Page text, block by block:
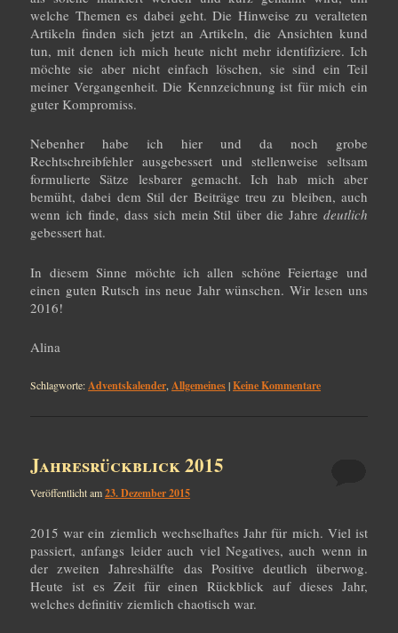
welche Themen es dabei geht. Die Hinweise zu veralteten
Artikeln finden sich jetzt an Artikeln, die Ansichten kund
tun, mit denen ich mich heute nicht mehr identifiziere. Ich
möchte sie aber nicht einfach löschen, sie sind ein Teil
meiner Vergangenheit. Die Kennzeichnung ist für mich ein
guter Kompromiss.
Nebenher habe ich hier und da noch grobe
Rechtschreibfehler ausgebessert und stellenweise seltsam
formulierte Sätze lesbarer gemacht. Ich hab mich aber
bemüht, dabei dem Stil der Beiträge treu zu bleiben, auch
wenn ich finde, dass sich mein Stil über die Jahre deutlich
gebessert hat.
In diesem Sinne möchte ich allen schöne Feiertage und
einen guten Rutsch ins neue Jahr wünschen. Wir lesen uns
2016!
Alina
Schlagworte:Adventskalender,Allgemeines|Keine Kommentare
Jahresrückblick 2015
Veröffentlicht am23. Dezember 2015
2015 war ein ziemlich wechselhaftes Jahr für mich. Viel ist
passiert, anfangs leider auch viel Negatives, auch wenn in
der zweiten Jahreshälfte das Positive deutlich überwog.
Heute ist es Zeit für einen Rückblick auf dieses Jahr,
welches definitiv ziemlich chaotisch war.